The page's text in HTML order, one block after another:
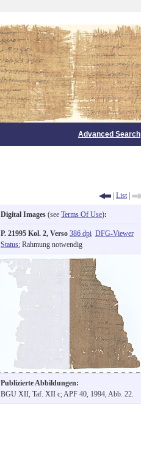
Advanced Search
| List |
Digital Images (see Terms Of Use):
P. 21995 Kol. 2, Verso 386 dpi DFG-Viewer
Status: Rahmung notwendig
Publizierte Abbildungen:
BGU XII, Taf. XII c; APF 40, 1994, Abb. 22.